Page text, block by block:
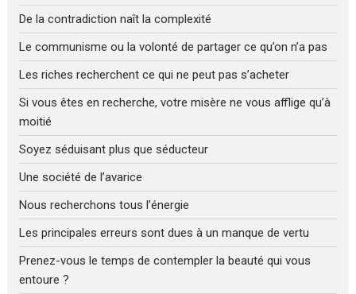
De la contradiction naît la complexité
Le communisme ou la volonté de partager ce qu’on n’a pas
Les riches recherchent ce qui ne peut pas s’acheter
Si vous êtes en recherche, votre misère ne vous afflige qu’à
moitié
Soyez séduisant plus que séducteur
Une société de l’avarice
Nous recherchons tous l’énergie
Les principales erreurs sont dues à un manque de vertu
Prenez-vous le temps de contempler la beauté qui vous
entoure ?